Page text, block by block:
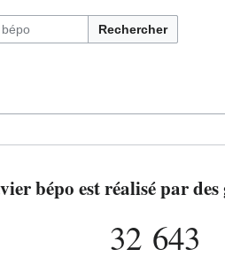
Rechercher
bépo est réalisé par des
32 643